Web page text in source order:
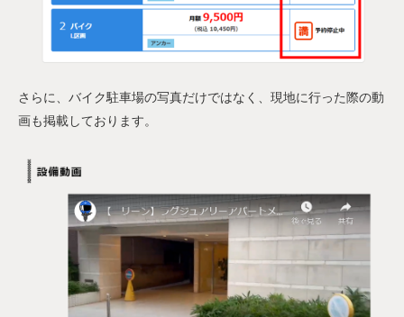
さらに、バイク駐車場の写真だけではなく、現地に行った際の動
画も掲載しております。